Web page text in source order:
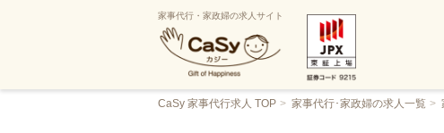
家事代行・家政婦の求人サイト
CaSy 家事代行求人 TOP 家事代行･家政婦の求人一覧